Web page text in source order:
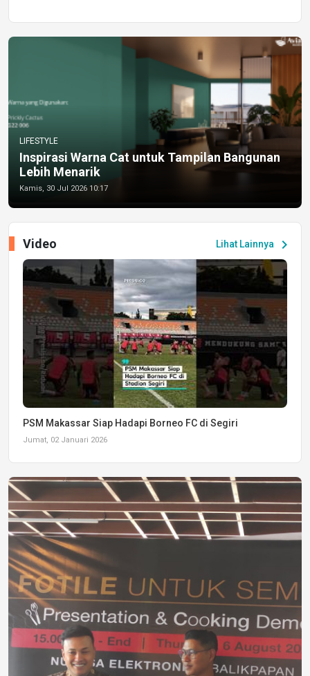
LIFESTYLE
Inspirasi Warna Cat untuk Tampilan Bangunan
Lebih Menarik
Kamis, 30 Jul 2026 10:17
Lihat Lainnya chevron_right
Video
PSM Makassar Siap Hadapi Borneo FC di Segiri
Jumat, 02 Januari 2026